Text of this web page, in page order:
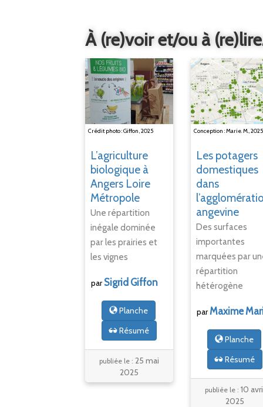
À (re)voir et/ou à
Crédit photo : Giffon, 2025
L’agriculture
biologique à
Angers Loire
Métropole
Une répartition
inégale dominée
par les prairies et
les vignes
parSigrid Giffon
Planche
Résumé
publiée le : 25 mai
2025
Conception : Marie. M., 2025
Les potagers
domestiques
dans
angevine
Des surfaces
importantes
marquées par
répartition
hétérogène
parMaxime
Planche
Résumé
publiée le : 10
2025